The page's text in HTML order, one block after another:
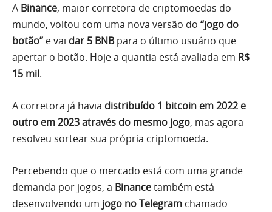
A Binance, maior corretora de criptomoedas do
mundo, voltou com uma nova versão do “jogo do
botão” e vai dar 5 BNBpara o último usuário que
apertar o botão. Hoje a quantia está avaliada em R$
15 mil.
A corretora já havia distribuído 1 bitcoin em 2022 e
outro em 2023 através do mesmo jogo, mas agora
resolveu sortear sua própria criptomoeda.
Percebendo que o mercado está com uma grande
demanda por jogos, a Binancetambém está
desenvolvendo um jogo no Telegram chamado